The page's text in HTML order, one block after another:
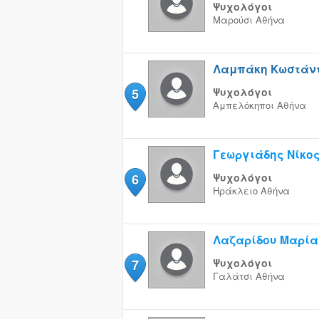
Ψυχολόγοι
Μαρούσι Αθήνα
5
Λαμπάκη
Ψυχολόγοι
Αμπελόκηποι Αθήνα
6
Γεωργιάδης
Ψυχολόγοι
Ηράκλειο Αθήνα
7
Λαζαρίδου Μαρία
Ψυχολόγοι
Γαλάτσι Αθήνα